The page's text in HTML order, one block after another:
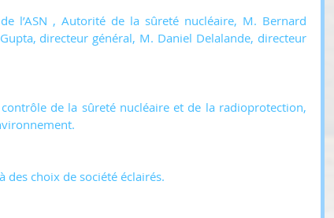
l’ASN , Autorité de la sûreté nucléaire, M. Bernard
directeur général, M. Daniel Delalande, directeur
contrôle de la sûreté nucléaire et de la radioprotection,
choix de société éclairés.